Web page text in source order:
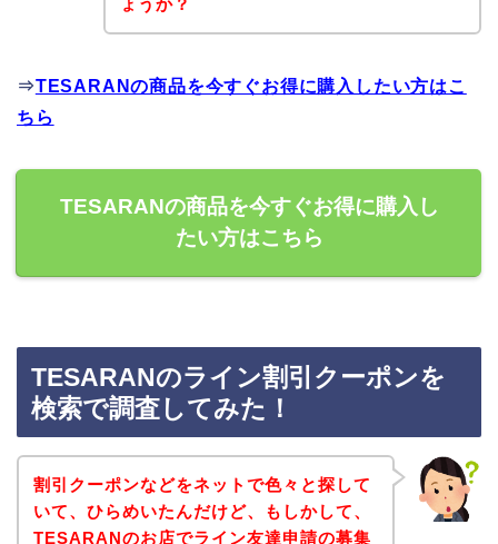
ょうか？
⇒TESARANの商品を今すぐお得に購入したい方はこ
ちら
TESARANの商品を今すぐお得に購入し
たい方はこちら
TESARANのライン割引クーポンを
検索で調査してみた！
割引クーポンなどをネットで色々と探して
いて、ひらめいたんだけど、もしかして、
TESARANのお店でライン友達申請の募集